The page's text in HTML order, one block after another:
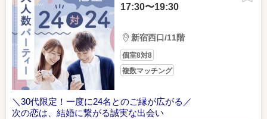
17:30〜19:30
新宿西口/11階
個室8対8
複数マッチング
＼30代限定！一度に24名とのご縁が広がる／
次の恋は、結婚に繋がる誠実な出会い